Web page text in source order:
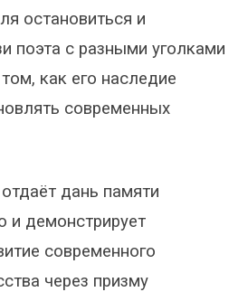
остановиться и
поэта с разными уголками
как его наследие
современных
дань памяти
и демонстрирует
современного
через призму